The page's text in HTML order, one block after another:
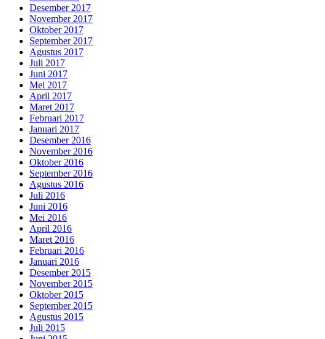
Desember 2017
November 2017
Oktober 2017
September 2017
Agustus 2017
Juli 2017
Juni 2017
Mei 2017
April 2017
Maret 2017
Februari 2017
Januari 2017
Desember 2016
November 2016
Oktober 2016
September 2016
Agustus 2016
Juli 2016
Juni 2016
Mei 2016
April 2016
Maret 2016
Februari 2016
Januari 2016
Desember 2015
November 2015
Oktober 2015
September 2015
Agustus 2015
Juli 2015